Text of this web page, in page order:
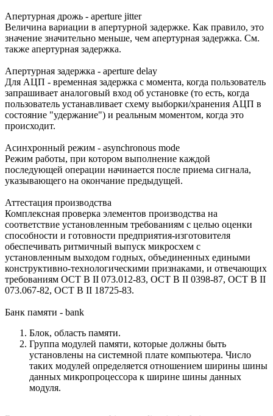
Апертурная дрожь - aperture jitter
Величина вариации в апертурной задержке. Как правило, это
значение значительно меньше, чем апертурная задержка. См.
также апертурная задержка.
Апертурная задержка - aperture delay
Для АЦП - временная задержка с момента, когда пользователь
запрашивает аналоговый вход об установке (то есть, когда
пользователь устанавливает схему выборки/хранения АЦП в
состояние "удержание") и реальным моментом, когда это
происходит.
Асинхронный режим - asynchronous mode
Режим работы, при котором выполнение каждой
последующей операции начинается после приема сигнала,
указывающего на окончание предыдущей.
Аттестация производства
Комплексная проверка элементов производства на
соответствие установленным требованиям с целью оценки
способности и готовности предприятия-изготовителя
обеспечивать ритмичный выпуск микросхем с
установленным выходом годных, объединенных едиными
конструктивно-технологическими признаками, и отвечающих
требованиям ОСТ В II 073.012-83, ОСТ В II 0398-87, ОСТ В II
073.067-82, ОСТ В II 18725-83.
Банк памяти - bank
Блок, область памяти.
Группа модулей памяти, которые должны быть
установлены на системной плате компьютера. Число
таких модулей определяется отношением ширины шины
данных микропроцессора к ширине шины данных
модуля.